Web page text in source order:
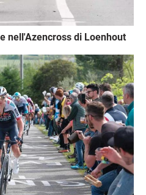
nell'Azencross di Loenhout